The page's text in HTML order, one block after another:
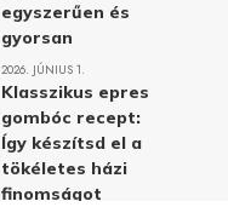
egyszerűen és
gyorsan
2026. JÚNIUS 1.
Klasszikus epres
gombóc recept:
Így készítsd el a
tökéletes házi
finomságot